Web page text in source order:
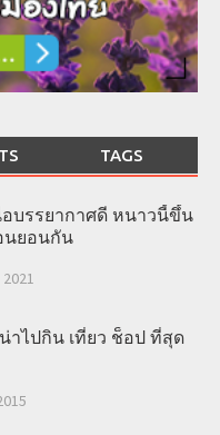
TAGS
อบรรยากาศดี หนาวนี้ขึ้น
นยอนกัน
าไปกิน เที่ยว ช็อป ที่สุด